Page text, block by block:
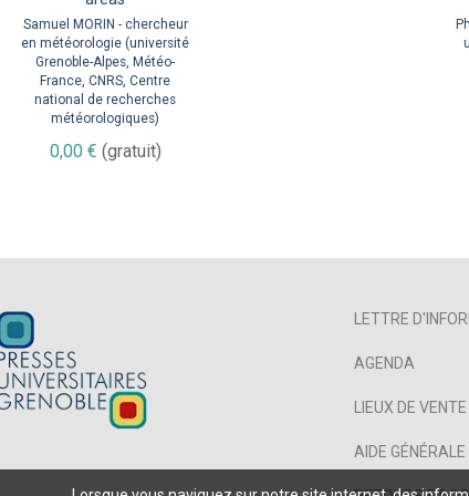
Samuel MORIN - chercheur
en météorologie (université
Grenoble-Alpes, Météo-
France, CNRS, Centre
national de recherches
météorologiques)
0,00 € (gratuit)
de
de
policy-makers
Thierry LEBEL -
hydroclimatologue à l'Institut
de recherche pour le
développement et l'Institut
des géosciences de
l’environnement de Grenoble
LETTRE
AGENDA
LIEUX DE VENTE
AIDE GÉNÉRALE